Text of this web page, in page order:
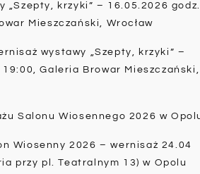
„Szepty, krzyki” – 16.05.2026 godz.
Mieszczański, Wrocław
wystawy „Szepty, krzyki” –
Galeria Browar Mieszczański,
Salonu Wiosennego 2026 w
Wiosenny 2026 – wernisaż 24.04
przy pl. Teatralnym 13) w Opolu